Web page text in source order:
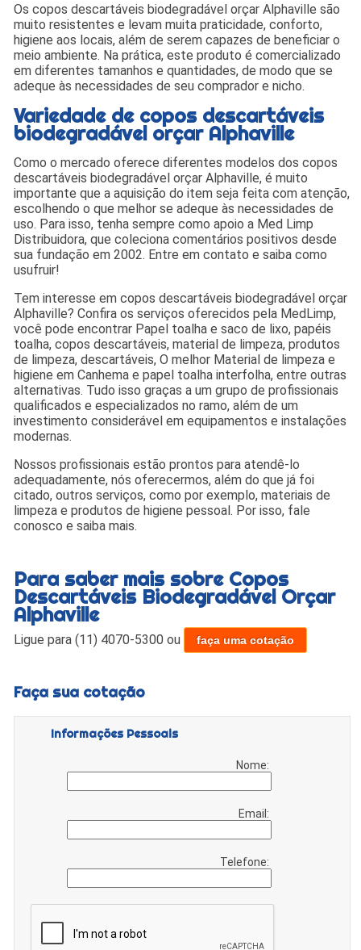
Os copos descartáveis biodegradável orçar Alphaville são
muito resistentes e levam muita praticidade, conforto,
higiene aos locais, além de serem capazes de beneficiar o
meio ambiente. Na prática, este produto é comercializado
em diferentes tamanhos e quantidades, de modo que se
adeque às necessidades de seu comprador e nicho.
Variedade de copos descartáveis
biodegradável orçar Alphaville
Como o mercado oferece diferentes modelos dos copos
descartáveis biodegradável orçar Alphaville, é muito
importante que a aquisição do item seja feita com atenção,
escolhendo o que melhor se adeque às necessidades de
uso. Para isso, tenha sempre como apoio a Med Limp
Distribuidora, que coleciona comentários positivos desde
sua fundação em 2002. Entre em contato e saiba como
usufruir!
Tem interesse em copos descartáveis biodegradável orçar
Alphaville? Confira os serviços oferecidos pela MedLimp,
você pode encontrar Papel toalha e saco de lixo, papéis
toalha, copos descartáveis, material de limpeza, produtos
de limpeza, descartáveis, O melhor Material de limpeza e
higiene em Canhema e papel toalha interfolha, entre outras
alternativas. Tudo isso graças a um grupo de profissionais
qualificados e especializados no ramo, além de um
investimento considerável em equipamentos e instalações
modernas.
Nossos profissionais estão prontos para atendê-lo
adequadamente, nós oferecermos, além do que já foi
citado, outros serviços, como por exemplo, materiais de
limpeza e produtos de higiene pessoal. Por isso, fale
conosco e saiba mais.
Para saber mais sobre Copos
Descartáveis Biodegradável Orçar
Alphaville
Ligue para(11) 4070-5300 ou faça uma cotação
Faça sua cotação
Informações Pessoais
Nome:
Email:
Telefone: